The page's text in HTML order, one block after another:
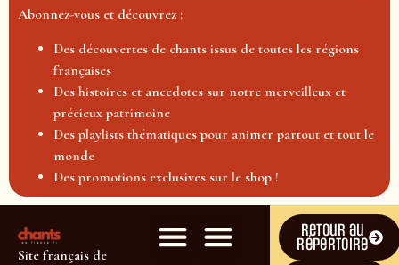
Abonnez-vous et découvrez :
Des découvertes de chants issus de toutes les régions
françaises
Des histoires et anecdotes sur notre merveilleux et
précieux patrimoine
Des playlists thématiques pour animer partout et tout le
monde
Des promotions exclusives sur le shop !
Site français de
Retour au
répertoire